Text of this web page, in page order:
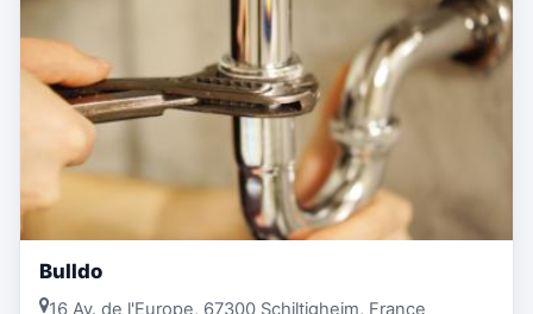
Bulldo
16 Av. de l'Europe, 67300 Schiltigheim, France